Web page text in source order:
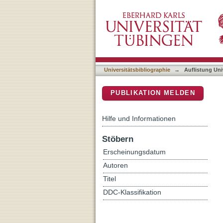
Universitätsbibliographie → Auflistung
PUBLIKATION MELDEN
Hilfe und Informationen
Stöbern
Erscheinungsdatum
Autoren
Titel
DDC-Klassifikation